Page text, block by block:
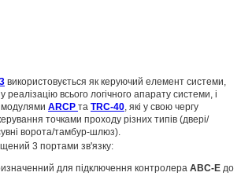
використовується як керуючий елемент системи,
всього логічного апарату системи, і
модулями ARCP та TRC-40, які у свою чергу
точками проходу різних типів (двері/
ворота/тамбур-шлюз).
3 портами зв'язку:
для підключення контролера ABC-E до